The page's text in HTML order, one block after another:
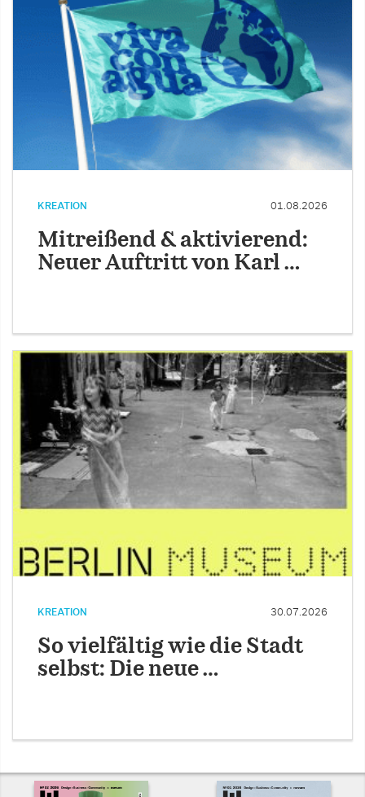
KREATION 01.08.2026
Mitreißend & aktivierend:
Neuer Auftritt von Karl …
KREATION 30.07.2026
So vielfältig wie die Stadt
selbst: Die neue …